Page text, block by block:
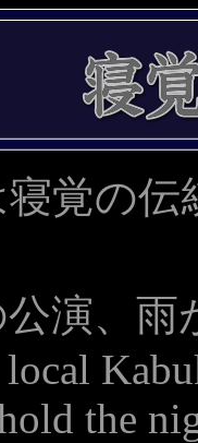
覚の
演、
the